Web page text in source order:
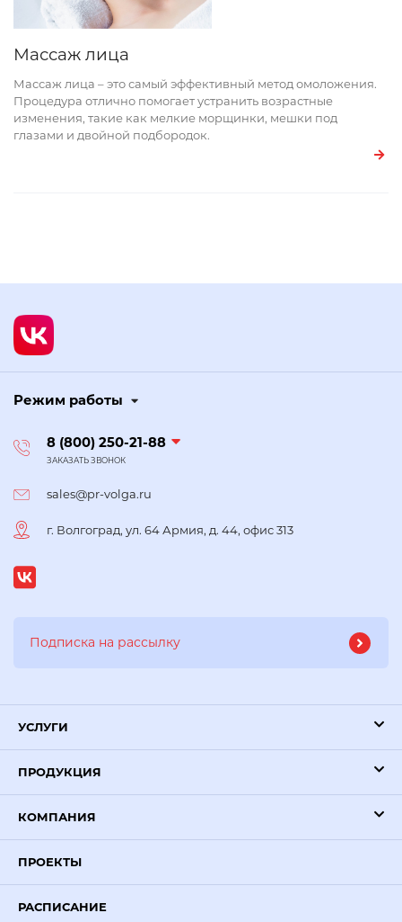
Массаж лица
Массаж лица – это самый эффективный метод омоложения.
Процедура отлично помогает устранить возрастные
изменения, такие как мелкие морщинки, мешки под
глазами и двойной подбородок.
Режим работы
8 (800) 250-21-88
ЗАКАЗАТЬ ЗВОНОК
sales@pr-volga.ru
г. Волгоград, ул. 64 Армия, д. 44, офис 313
УСЛУГИ
ПРОДУКЦИЯ
КОМПАНИЯ
ПРОЕКТЫ
РАСПИСАНИЕ